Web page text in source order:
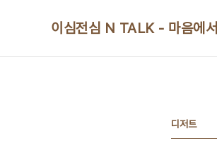
이심전심 N TALK - 마음에
디저트